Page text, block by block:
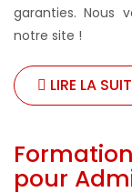
garanties. Nous
notre site !
LIRE LA
pour